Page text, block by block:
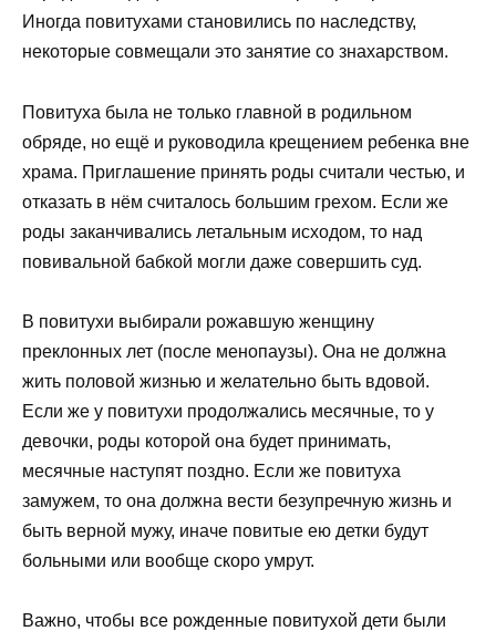
Иногда повитухами становились по наследству,
некоторые совмещали это занятие со знахарством.
Повитуха была не только главной в родильном
обряде, но ещё и руководила крещением ребенка вне
храма. Приглашение принять роды считали честью, и
отказать в нём считалось большим грехом. Если же
роды заканчивались летальным исходом, то над
повивальной бабкой могли даже совершить суд.
В повитухи выбирали рожавшую женщину
преклонных лет (после менопаузы). Она не должна
жить половой жизнью и желательно быть вдовой.
Если же у повитухи продолжались месячные, то у
девочки, роды которой она будет принимать,
месячные наступят поздно. Если же повитуха
замужем, то она должна вести безупречную жизнь и
быть верной мужу, иначе повитые ею детки будут
больными или вообще скоро умрут.
Важно, чтобы все рожденные повитухой дети были